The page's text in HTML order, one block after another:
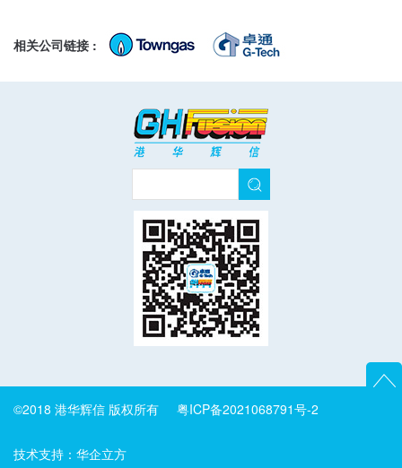
相关公司链接 :
©2018 港华辉信 版权所有 粤ICP备2021068791号-2
技术支持： 华企立方